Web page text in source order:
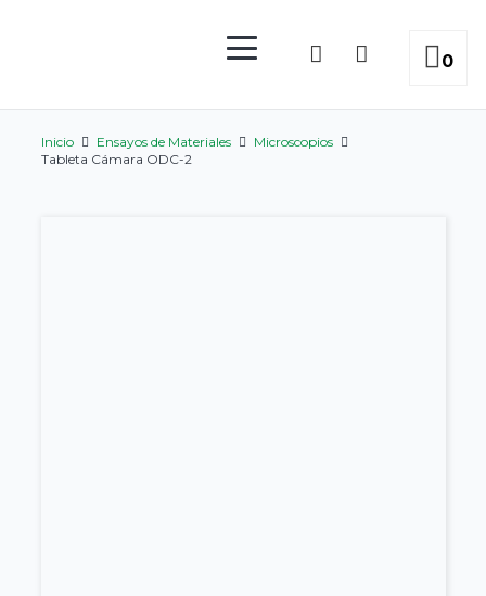
0
Inicio Ensayos de Materiales
Microscopios
Tableta Cámara ODC-2